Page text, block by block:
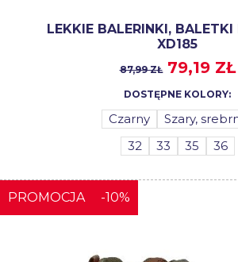
LEKKIE BALERINKI, BALETKI
XD185
87,99 ZŁ 79,19 ZŁ
DOSTĘPNE KOLORY:
Czarny
Szary,
32
33 35 36
PROMOCJA -10%